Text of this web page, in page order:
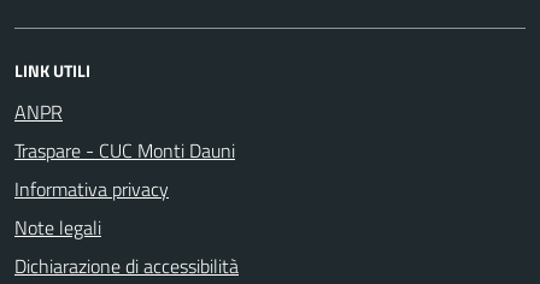
LINK UTILI
ANPR
Traspare - CUC Monti Dauni
Informativa privacy
Note legali
Dichiarazione di accessibilità